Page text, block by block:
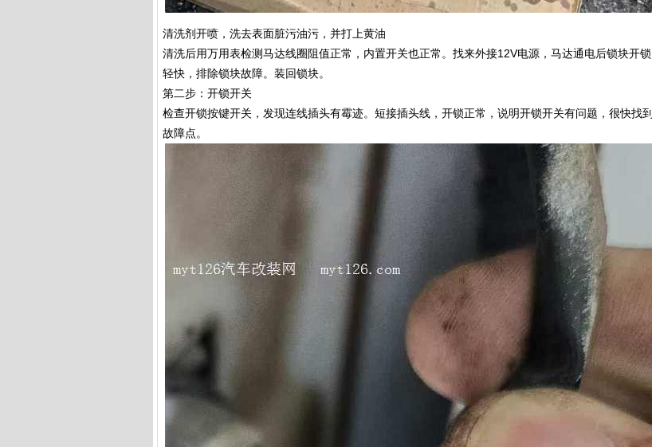
清洗剂开喷，洗去表面脏污油污，并打上黄油
清洗后用万用表检测马达线圈阻值正常，内置开关也正常。找来外接12V电源，马达通电后锁块开锁
轻快，排除锁块故障。装回锁块。
第二步：开锁开关
检查开锁按键开关，发现连线插头有霉迹。短接插头线，开锁正常，说明开锁开关有问题，很快找到
故障点。